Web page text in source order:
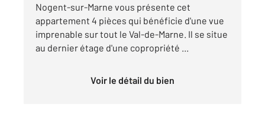
Nogent-sur-Marne vous présente cet
appartement 4 pièces qui bénéficie d'une vue
imprenable sur tout le Val-de-Marne. Il se situe
au dernier étage d'une copropriété ...
Voir le détail du bien